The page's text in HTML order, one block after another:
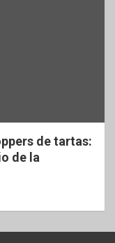
de tartas:
de la